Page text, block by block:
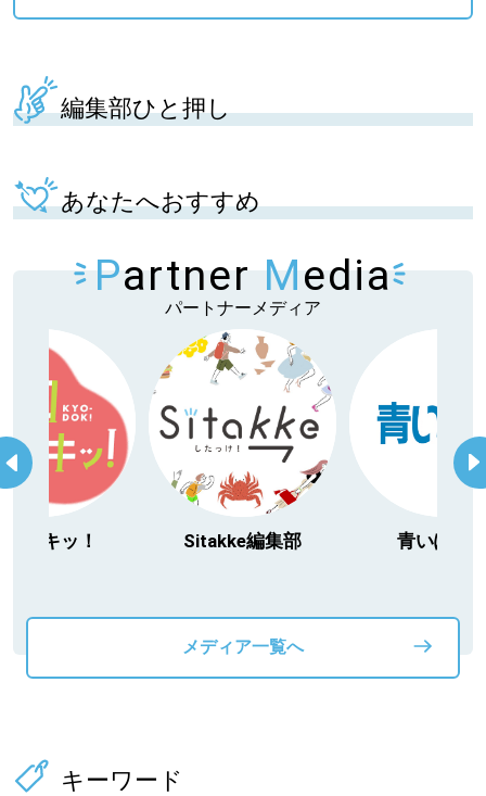
編集部ひと押し
あなたへおすすめ
Partner Media
パートナーメディア
編集部 青いぽすと
「北海道３
メディア一覧へ
キーワード